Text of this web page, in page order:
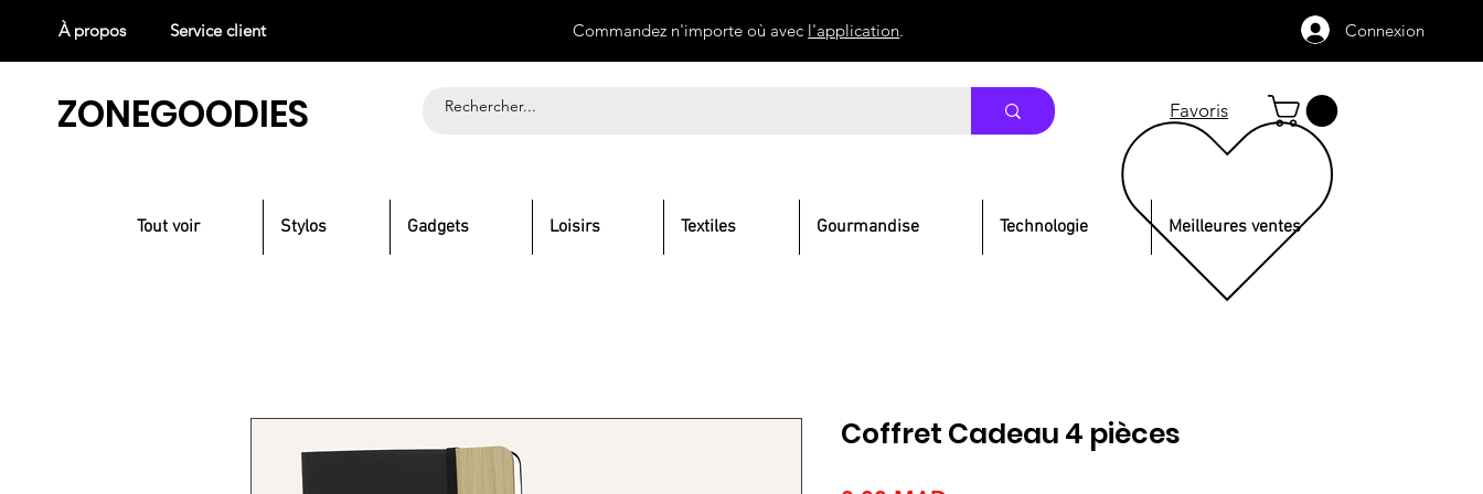
À propos Service client Commandez n'importe où avec l'application. Connexion
ZONEGOODIES Favoris
Tout voir Stylos Gadgets Loisirs Textiles Gourmandise Technologie Meilleures ventes
Coffret Cadeau 4 pièces